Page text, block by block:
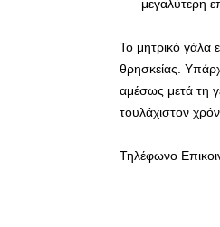
μεγαλύτερη
Το μητρικό γάλα
θρησκείας.
αμέσως μετά τη
τουλάχιστον
Τηλέφωνο